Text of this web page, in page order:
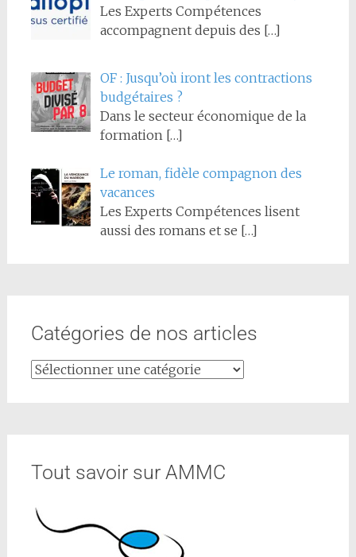
Les Experts Compétences
accompagnent depuis des […]
OF : Jusqu’où iront les contractions
budgétaires ?
Dans le secteur économique de la
formation […]
Le roman, fidèle compagnon des
vacances
Les Experts Compétences lisent
aussi des romans et se […]
Catégories de nos articles
Tout savoir sur AMMC